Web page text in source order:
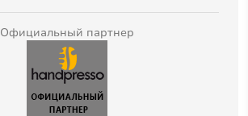
Официальный партнер